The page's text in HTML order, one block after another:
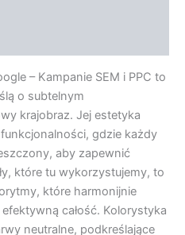
– Kampanie SEM i PPC to
o subtelnym
krajobraz. Jej estetyka
gdzie każdy
aby zapewnić
które tu wykorzystujemy, to
które harmonijnie
całość. Kolorystyka
neutralne, podkreślające